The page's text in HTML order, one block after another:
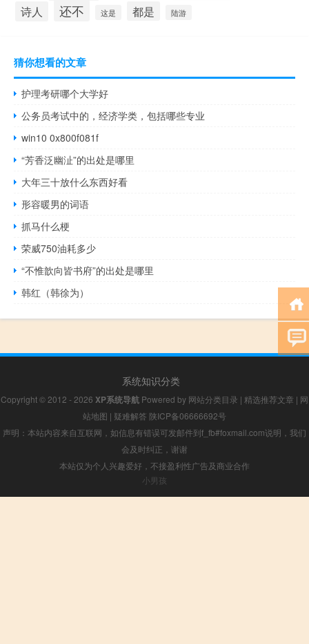
诗人 还不 这是 都是 陆游
猜你想看的文章
护理考研哪个大学好
公务员考试中的，经济学类，包括哪些专业
win10 0x800f081f
“芳香泛幽沚”的出处是哪里
大年三十放什么东西好看
形容暖男的词语
抓马什么梗
荣威750油耗多少
“不惟歆向皆书府”的出处是哪里
韩红（韩徐为）
系统知识分类
Copyright © 2012 - 2026 XP系统导航 Powered by 网站分类目录 | 精选推荐文章 | 网
站地图 | 疑难解答 陕ICP备06666692号
声明：本站内容来自互联网，如信息有错误可发邮件到f_fb#foxmail.com说明，我们
会及时纠正，谢谢
本站仅为个人兴趣爱好，不接盈利性广告及商业合作
小男孩